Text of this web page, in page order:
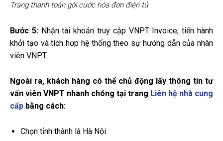
Trang thanh toán gói cước hóa đơn điện tử
Bước 5:Nhận tài khoản truy cập VNPT Invoice, tiến hành
khởi tạo và tích hợp hệ thống theo sự hướng dẫn của nhân
viên VNPT.
Ngoài ra, khách hàng có thể chủ động lấy thông tin tư
vấn viên VNPT nhanh chóng tại trang Liên hệ nhà cung
cấp bằng cách:
Chọn tỉnh thành là Hà Nội.